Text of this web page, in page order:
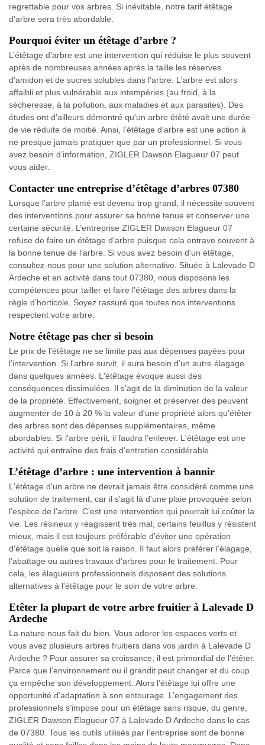
regrettable pour vos arbres. Si inévitable, notre tarif étêtage
d'arbre sera très abordable.
Pourquoi éviter un étêtage d’arbre ?
L’étêtage d’arbre est une intervention qui réduise le plus souvent
après de nombreuses années après la taille les réserves
d’amidon et de sucres solubles dans l’arbre. L'arbre est alors
affaibli et plus vulnérable aux intempéries (au froid, à la
sécheresse, à la pollution, aux maladies et aux parasites). Des
études ont d'ailleurs démontré qu'un arbre étêté avait une durée
de vie réduite de moitié. Ainsi, l’étêtage d’arbre est une action à
ne presque jamais pratiquer que par un professionnel. Si vous
avez besoin d’information, ZIGLER Dawson Elagueur 07 peut
vous aider.
Contacter une entreprise d’étêtage d’arbres 07380
Lorsque l’arbre planté est devenu trop grand, il nécessite souvent
des interventions pour assurer sa bonne tenue et conserver une
certaine sécurité. L’entreprise ZIGLER Dawson Elagueur 07
refuse de faire un étêtage d'arbre puisque cela entrave souvent à
la bonne tenue de l'arbre. Si vous avez besoin d'un étêtage,
consultez-nous pour une solution alternative. Située à Lalevade D
Ardeche et en activité dans tout 07380, nous disposons les
compétences pour tailler et faire l'étêtage des arbres dans la
règle d’horticole. Soyez rassuré que toutes nos interventions
respectent votre arbre.
Notre étêtage pas cher si besoin
Le prix de l'étêtage ne se limite pas aux dépenses payées pour
l'intervention. Si l'arbre survit, il aura besoin d’un autre élagage
dans quelques années. L'étêtage évoque aussi des
conséquences dissimulées. Il s’agit de la diminution de la valeur
de la propriété. Effectivement, soigner et préserver des peuvent
augmenter de 10 à 20 % la valeur d'une propriété alors qu’étêter
des arbres sont des dépenses supplémentaires, même
abordables. Si l'arbre périt, il faudra l’enlever. L'étêtage est une
activité qui entraîne des frais d'entretien considérable.
L’étêtage d’arbre : une intervention à bannir
L'étêtage d'un arbre ne devrait jamais être considéré comme une
solution de traitement, car il s'agit là d'une plaie provoquée selon
l'espèce de l'arbre. C’est une intervention qui pourrait lui coûter la
vie. Les résineux y réagissent très mal, certains feuillus y résistent
mieux, mais il est toujours préférable d'éviter une opération
d'étêtage quelle que soit la raison. Il faut alors préférer l’élagage,
l’abattage ou autres travaux d’arbres pour le traitement. Pour
cela, les élagueurs professionnels disposent des solutions
alternatives à l’étêtage pour le soin de votre arbre.
Etêter la plupart de votre arbre fruitier à Lalevade D
Ardeche
La nature nous fait du bien. Vous adorer les espaces verts et
vous avez plusieurs arbres fruitiers dans vos jardin à Lalevade D
Ardeche ? Pour assurer sa croissance, il est primordial de l’étêter.
Parce que l’environnement ou il grandit peut changer et du coup
ça empêche son développement. Alors l’étêtage lui offre une
opportunité d’adaptation à son entourage. L’engagement des
professionnels s’impose pour un étêtage sans risque, du genre,
ZIGLER Dawson Elagueur 07 à Lalevade D Ardeche dans le cas
de 07380. Tous les outils utilisés par l’entreprise sont de bonne